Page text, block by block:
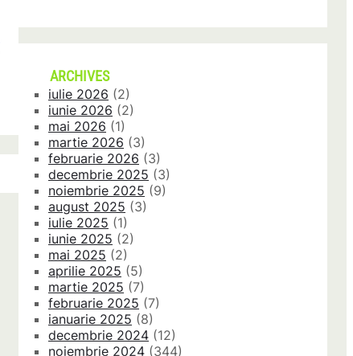
ARCHIVES
iulie 2026 (2)
iunie 2026 (2)
mai 2026 (1)
martie 2026 (3)
februarie 2026 (3)
decembrie 2025 (3)
noiembrie 2025 (9)
august 2025 (3)
iulie 2025 (1)
iunie 2025 (2)
mai 2025 (2)
aprilie 2025 (5)
martie 2025 (7)
februarie 2025 (7)
ianuarie 2025 (8)
decembrie 2024 (12)
noiembrie 2024 (344)